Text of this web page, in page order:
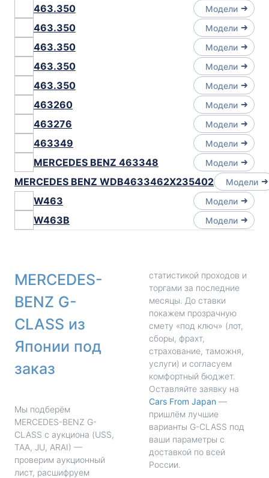
463.350 Модели
463.350 Модели
463.350 Модели
463.350 Модели
463.350 Модели
463260 Модели
463276 Модели
463349 Модели
MERCEDES BENZ 463348 Модели
MERCEDES BENZ WDB4633462X235402 Модели
W463 Модели
W463B Модели
MERCEDES-
BENZ G-
CLASS из
Японии под
заказ
Мы подберём
MERCEDES-BENZ G-
CLASS с аукциона (USS,
TAA, JU, ARAI) —
проверим аукционный
лист, расшифруем
статистикой проходов и
торгами за последние
месяцы. До ставки
покажем прозрачную
смету «под ключ» (лот,
сборы, фрахт,
страхование, таможня,
услуги) и согласуем
комфортный бюджет.
Оставляйте заявку на
Cars From Japan —
пришлём лучшие
варианты G-CLASS под
ваши параметры с
доставкой по всей
России.